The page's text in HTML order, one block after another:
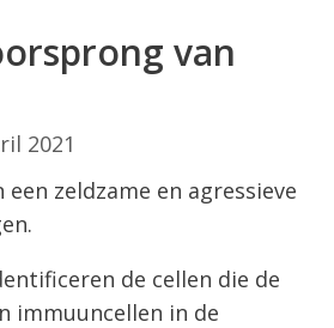
van
2021
een zeldzame en agressieve
de cellen die de
immuuncellen in de